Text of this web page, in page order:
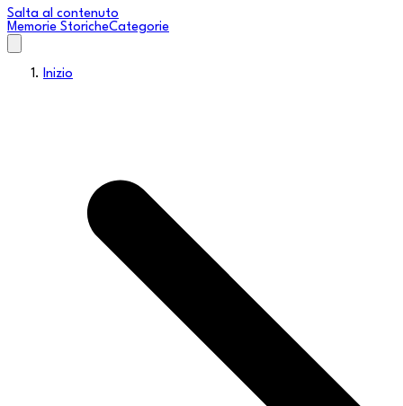
Salta al contenuto
Memorie StoricheCategorie
Inizio